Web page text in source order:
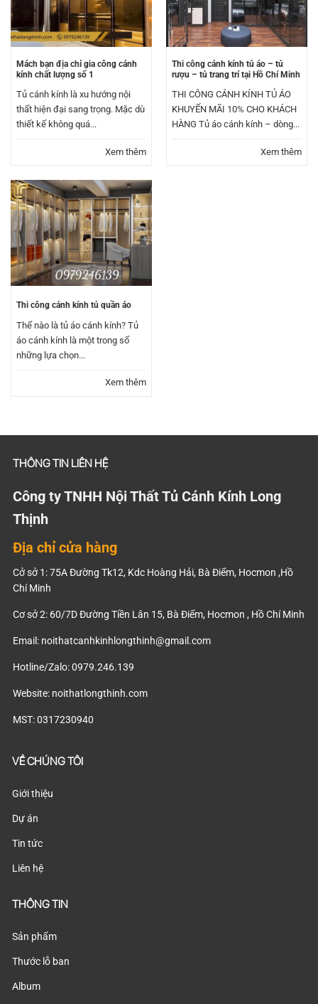
Mách bạn địa chỉ gia công cánh
kính chất lượng số 1
Tủ cánh kính là xu hướng nội
thất hiện đại sang trọng. Mặc dù
thiết kế không quá...
Xem thêm
Thi công cánh kính tủ áo – tủ
rượu – tủ trang trí tại Hồ Chí Minh
THI CÔNG CÁNH KÍNH TỦ ÁO
KHUYẾN MÃI 10% CHO KHÁCH
HÀNG Tủ áo cánh kính – dòng...
Xem thêm
Thi công cánh kính tủ quần áo
Thế nào là tủ áo cánh kính? Tủ
áo cánh kính là một trong số
những lựa chọn...
Xem thêm
THÔNG TIN LIÊN HỆ
Công ty TNHH Nội Thất Tủ Cánh Kính Long
Thịnh
Địa chỉ cửa hàng
Cở sở 1: 75A Đường Tk12, Kdc Hoàng Hải, Bà Điểm, Hocmon ,Hồ
Chí Minh
Cơ sở 2: 60/7D Đường Tiền Lân 15, Bà Điểm, Hocmon , Hồ Chí Minh
Email: noithatcanhkinhlongthinh@gmail.com
Hotline/Zalo: 0979.246.139
Website: noithatlongthinh.com
MST: 0317230940
VỀ CHÚNG TÔI
Giới thiệu
Dự án
Tin tức
Liên hệ
THÔNG TIN
Sản phẩm
Thước lỗ ban
Album